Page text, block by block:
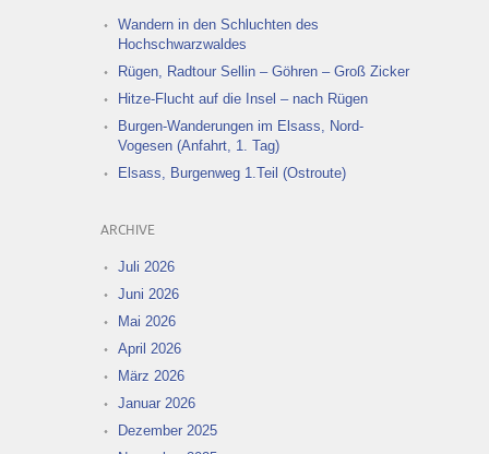
Wandern in den Schluchten des
Hochschwarzwaldes
Rügen, Radtour Sellin – Göhren – Groß Zicker
Hitze-Flucht auf die Insel – nach Rügen
Burgen-Wanderungen im Elsass, Nord-
Vogesen (Anfahrt, 1. Tag)
Elsass, Burgenweg 1.Teil (Ostroute)
ARCHIVE
Juli 2026
Juni 2026
Mai 2026
April 2026
März 2026
Januar 2026
Dezember 2025